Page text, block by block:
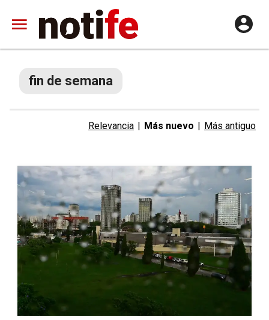
fin de semana
Relevancia | Más nuevo | Más antiguo